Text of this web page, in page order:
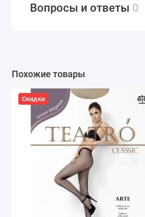
Вопросы и ответы 0
Похожие товары
Скидки